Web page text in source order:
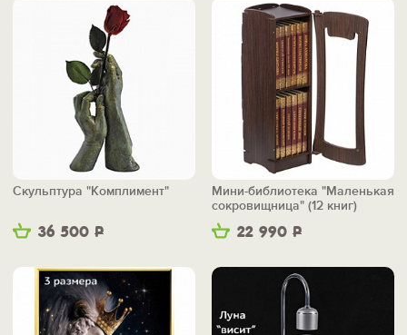
36 500 Р
Скульптура "Комплимент"
22 990 Р
Мини-библиотека "Маленькая
сокровищница" (12 книг)